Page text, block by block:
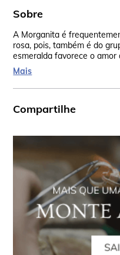
Sobre
A Morganita é
rosa, pois, também é do
esmeralda favorece o amor
amor. Também apresenta
pedra rara.
Mais
Compartilhe